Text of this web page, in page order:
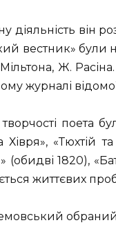
діяльність він
вестник»
Ж.
журналі
поета
Хівря», «Тюхтій
(обидві 1820),
життєвих